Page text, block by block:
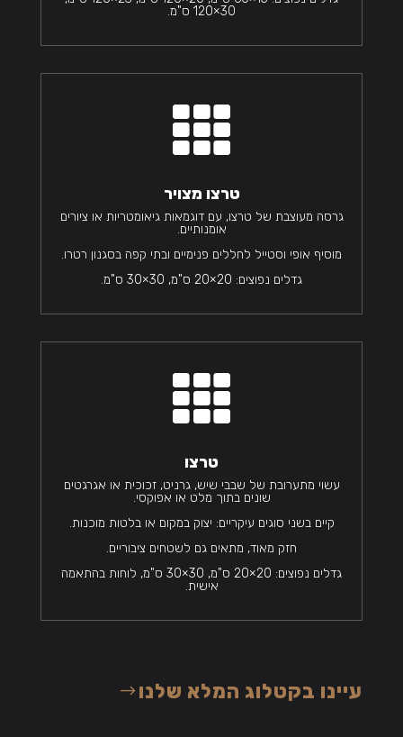
30×120 ס"מ.

טרצו מצויר
גרסה מעוצבת של טרצו, עם דוגמאות גיאומטריות או ציורים
אומנותיים.
מוסיף אופי וסטייל לחללים פנימיים ובתי קפה בסגנון רטרו.
גדלים נפוצים: 20×20 ס"מ, 30×30 ס"מ.

טרצו
עשוי מתערובת של שבבי שיש, גרניט, זכוכית או אגרגטים
שונים בתוך מלט או אפוקסי.
קיים בשני סוגים עיקריים: יצוק במקום או בלטות מוכנות.
חזק מאוד, מתאים גם לשטחים ציבוריים.
גדלים נפוצים: 20×20 ס"מ, 30×30 ס"מ, לוחות בהתאמה
אישית.
עיינו בקטלוג המלא שלנו